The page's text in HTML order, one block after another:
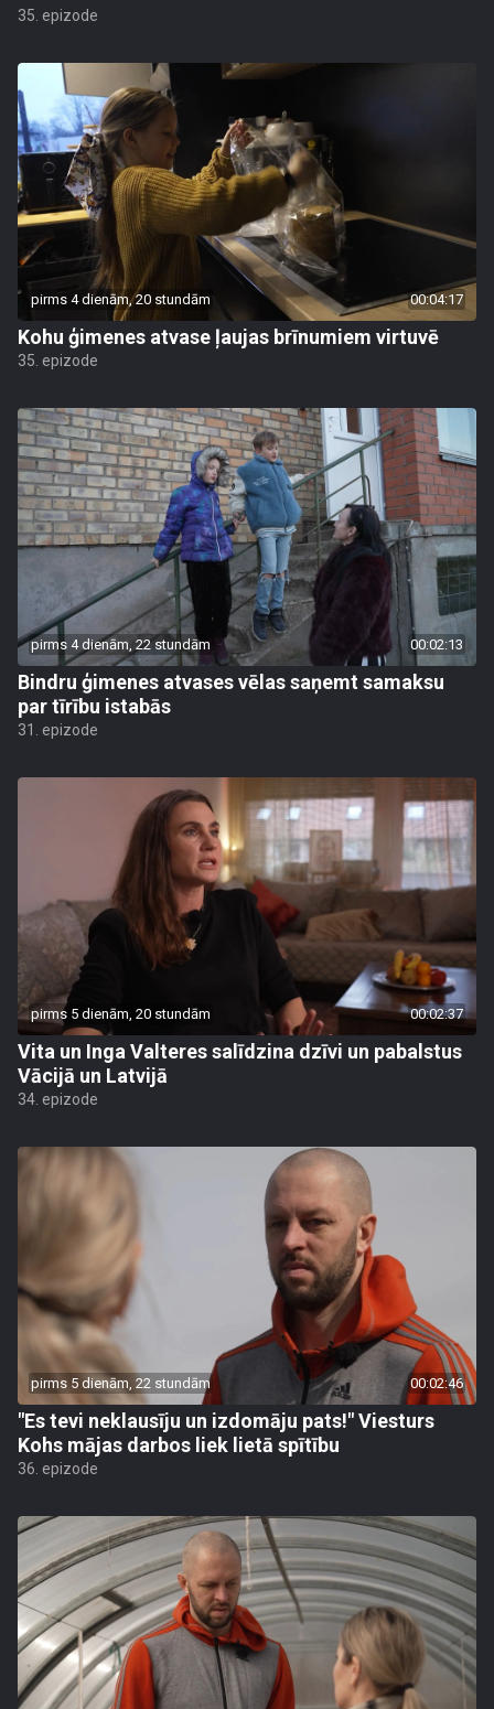
35. epizode
pirms 4 dienām, 20 stundām 00:04:17
Kohu ģimenes atvase ļaujas brīnumiem virtuvē
35. epizode
pirms 4 dienām, 22 stundām 00:02:13
Bindru ģimenes atvases vēlas saņemt samaksu
par tīrību istabās
31. epizode
pirms 5 dienām, 20 stundām 00:02:37
Vita un Inga Valteres salīdzina dzīvi un pabalstus
Vācijā un Latvijā
34. epizode
pirms 5 dienām, 22 stundām 00:02:46
"Es tevi neklausīju un izdomāju pats!" Viesturs
Kohs mājas darbos liek lietā spītību
36. epizode